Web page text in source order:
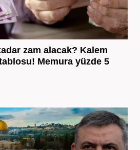
zam alacak? Kalem
Memura yüzde 5